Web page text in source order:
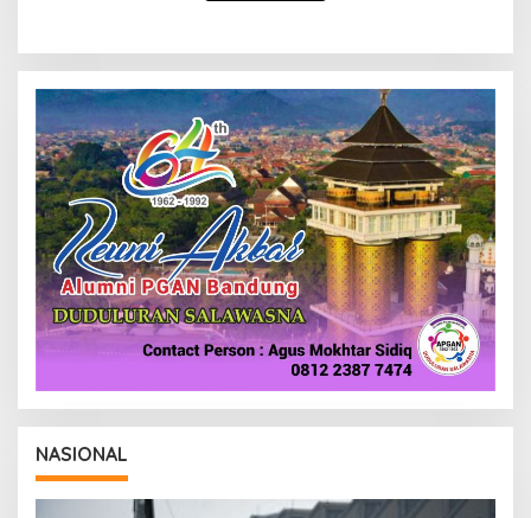
NASIONAL